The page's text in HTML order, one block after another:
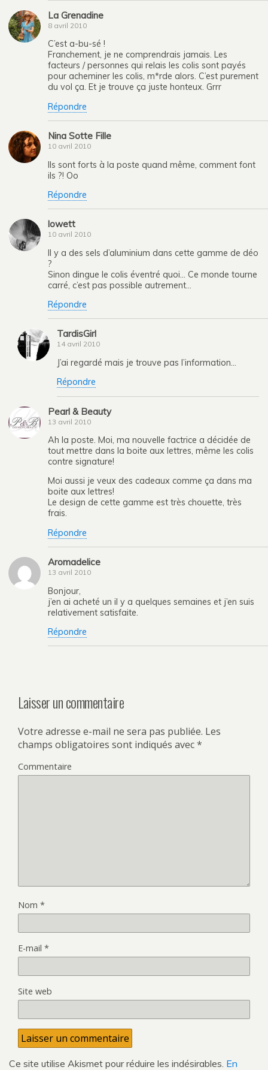
La Grenadine
8 avril 2010
C’est a-bu-sé !
Franchement, je ne comprendrais jamais. Les
facteurs / personnes qui relais les colis sont payés
pour acheminer les colis, m*rde alors. C’est purement
du vol ça. Et je trouve ça juste honteux. Grrr
Répondre
Nina Sotte Fille
10 avril 2010
Ils sont forts à la poste quand même, comment font
ils ?! Oo
Répondre
lowett
10 avril 2010
Il y a des sels d’aluminium dans cette gamme de déo
?
Sinon dingue le colis éventré quoi… Ce monde tourne
carré, c’est pas possible autrement…
Répondre
TardisGirl
14 avril 2010
J’ai regardé mais je trouve pas l’information…
Répondre
Pearl & Beauty
13 avril 2010
Ah la poste. Moi, ma nouvelle factrice a décidée de
tout mettre dans la boite aux lettres, même les colis
contre signature!
Moi aussi je veux des cadeaux comme ça dans ma
boite aux lettres!
Le design de cette gamme est très chouette, très
frais.
Répondre
Aromadelice
13 avril 2010
Bonjour,
j’en ai acheté un il y a quelques semaines et j’en suis
relativement satisfaite.
Répondre
Laisser un commentaire
Votre adresse e-mail ne sera pas publiée. Les
champs obligatoires sont indiqués avec*
Commentaire
Nom *
E-mail *
Site web
Ce site utilise Akismet pour réduire les indésirables. En